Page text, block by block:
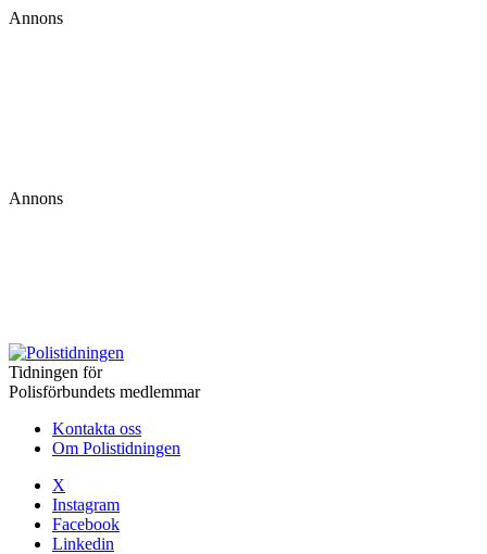
Annons
Annons
Tidningen för
Polisförbundets medlemmar
Kontakta oss
Om Polistidningen
X
Instagram
Facebook
Linkedin